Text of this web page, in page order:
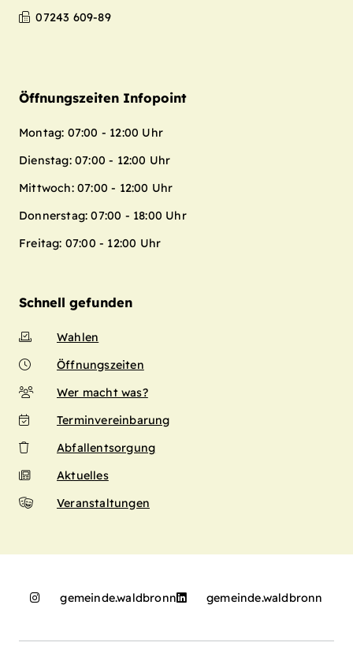
07243 609-89
Öffnungszeiten Infopoint
Montag: 07:00 - 12:00 Uhr
Dienstag: 07:00 - 12:00 Uhr
Mittwoch: 07:00 - 12:00 Uhr
Donnerstag: 07:00 - 18:00 Uhr
Freitag: 07:00 - 12:00 Uhr
Schnell gefunden
Wahlen
Öffnungszeiten
Wer macht was?
Terminvereinbarung
Abfallentsorgung
Aktuelles
Veranstaltungen
gemeinde.waldbronn gemeinde.waldbronn